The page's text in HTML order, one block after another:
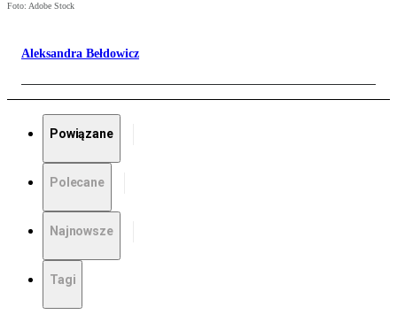
Foto: Adobe Stock
Aleksandra Bełdowicz
Powiązane
Polecane
Najnowsze
Tagi